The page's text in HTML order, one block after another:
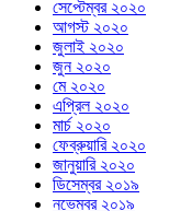
সেপ্টেম্বর ২০২০
আগস্ট ২০২০
জুলাই ২০২০
জুন ২০২০
মে ২০২০
এপ্রিল ২০২০
মার্চ ২০২০
ফেব্রুয়ারি ২০২০
জানুয়ারি ২০২০
ডিসেম্বর ২০১৯
নভেম্বর ২০১৯